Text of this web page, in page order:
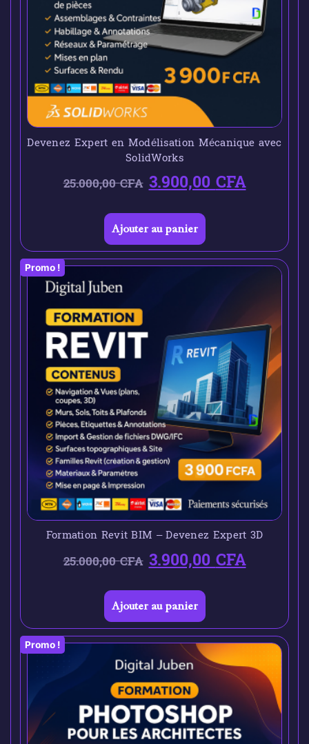
Devenez Expert en Modélisation Mécanique avec
SolidWorks
25.000,00CFA 3.900,00CFA
Ajouter au panier
Promo !
Formation Revit BIM – Devenez Expert 3D
25.000,00CFA 3.900,00CFA
Ajouter au panier
Promo !